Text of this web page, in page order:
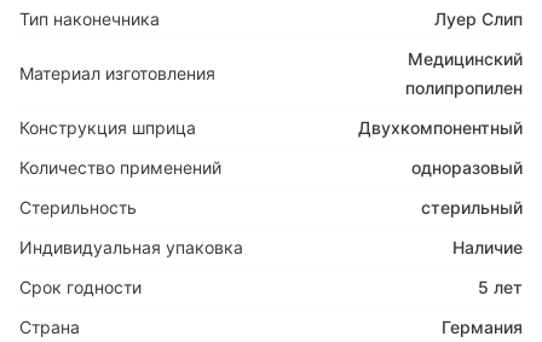
Тип наконечника
Луер Слип
Материал изготовления
Медицинский
полипропилен
Конструкция шприца
Двухкомпонентный
Количество применений
одноразовый
Стерильность
стерильный
Индивидуальная упаковка
Наличие
Срок годности
5 лет
Страна
Германия